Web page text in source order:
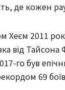
де кожен
Хеєм 2011
Тайсона
го був
69